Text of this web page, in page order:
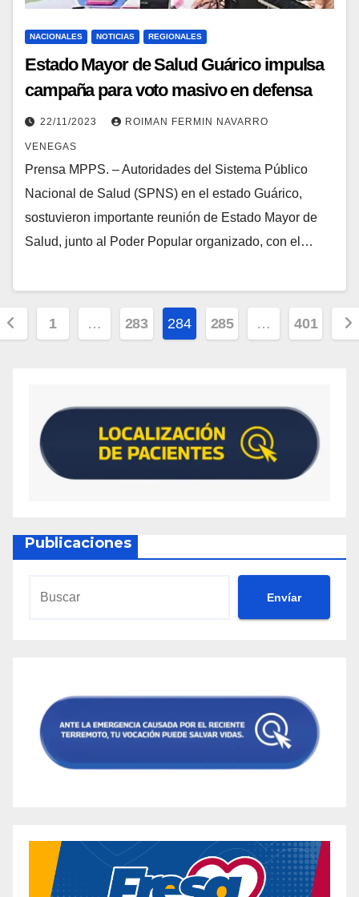
NACIONALES NOTICIAS REGIONALES
Estado Mayor de Salud Guárico impulsa
campaña para voto masivo en defensa
del Esequibo
22/11/2023 ROIMAN FERMIN NAVARRO
VENEGAS
Prensa MPPS. – Autoridades del Sistema Público
Nacional de Salud (SPNS) en el estado Guárico,
sostuvieron importante reunión de Estado Mayor de
Salud, junto al Poder Popular organizado, con el…
1 … 283 284 285 … 401
Publicaciones
Envíar